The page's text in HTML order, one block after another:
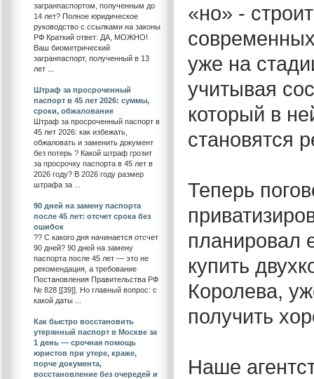
загранпаспортом, полученным до
14 лет? Полное юридическое
руководство с ссылками на законы
РФ Краткий ответ: ДА, МОЖНО!
Ваш биометрический
загранпаспорт, полученный в 13
лет ...
Штраф за просроченный
паспорт в 45 лет 2026: суммы,
сроки, обжалование
Штраф за просроченный паспорт в
45 лет 2026: как избежать,
обжаловать и заменить документ
без потерь ? Какой штраф грозит
за просрочку паспорта в 45 лет в
2026 году? В 2026 году размер
штрафа за ...
90 дней на замену паспорта
после 45 лет: отсчет срока без
ошибок
?? С какого дня начинается отсчет
90 дней? 90 дней на замену
паспорта после 45 лет — это не
рекомендация, а требование
Постановления Правительства РФ
№ 828 [[39]]. Но главный вопрос: с
какой даты ...
Как быстро восстановить
утерянный паспорт в Москве за
1 день — срочная помощь
юристов при утере, краже,
порче документа,
восстановление без очередей и
«но» -
уже на
учитывая
который в
становятся
Теперь
планировал
купить
Королева,
получить
Наше